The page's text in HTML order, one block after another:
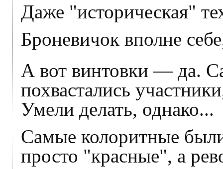
Даже "историческая"
Броневичок вполне
А вот винтовки — да.
похвастались
Умели делать, однако...
Самые колоритные
просто "красные", а